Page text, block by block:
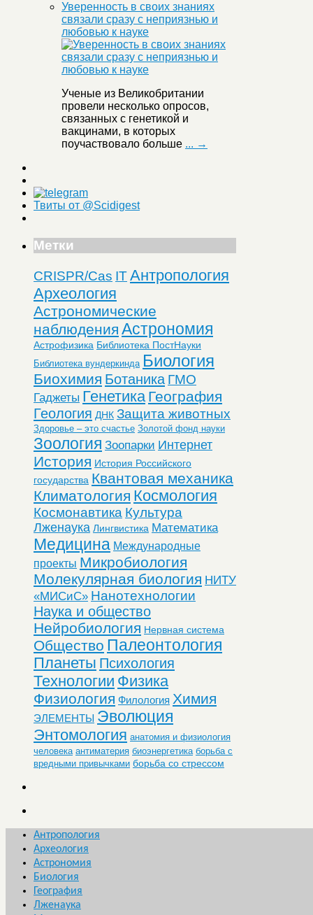
Уверенность в своих знаниях
связали сразу с неприязнью и
любовью к науке
Ученые из Великобритании
провели несколько опросов,
связанных с генетикой и
вакцинами, в которых
поучаствовало больше ... →
Твиты от @Scidigest
Метки
CRISPR/Cas ITАнтропология
Археология
Астрономические
наблюдения Астрономия
Астрофизика Библиотека ПостНауки
Библиотека вундеркинда Биология
Биохимия Ботаника ГМО
Гаджеты Генетика География
Геология ДНК Защита животных
Здоровье – это счастье Золотой фонд науки
Зоология Зоопарки Интернет
История История Российского
государства Квантовая механика
Климатология Космология
Космонавтика Культура
Лженаука Лингвистика Математика
Медицина Международные
проекты Микробиология
Молекулярная биология НИТУ
«МИСиС» Нанотехнологии
Наука и общество
Нейробиология Нервная система
Общество Палеонтология
Планеты Психология
Технологии Физика
Физиология Филология Химия
ЭЛЕМЕНТЫ Эволюция
Энтомология анатомия и физиология
человека антиматерия биоэнергетика борьба с
вредными привычками борьба со стрессом
Антропология
Археология
Астрономия
Биология
География
Лженаука